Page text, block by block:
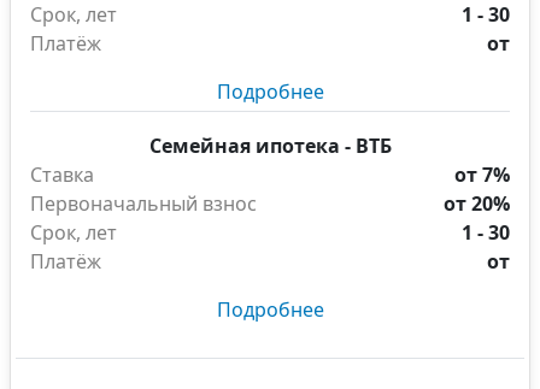
Срок, лет
1 - 30
Платёж
от
Подробнее
Семейная ипотека - ВТБ
Ставка
от 7%
Первоначальный взнос
от 20%
Срок, лет
1 - 30
Платёж
от
Подробнее